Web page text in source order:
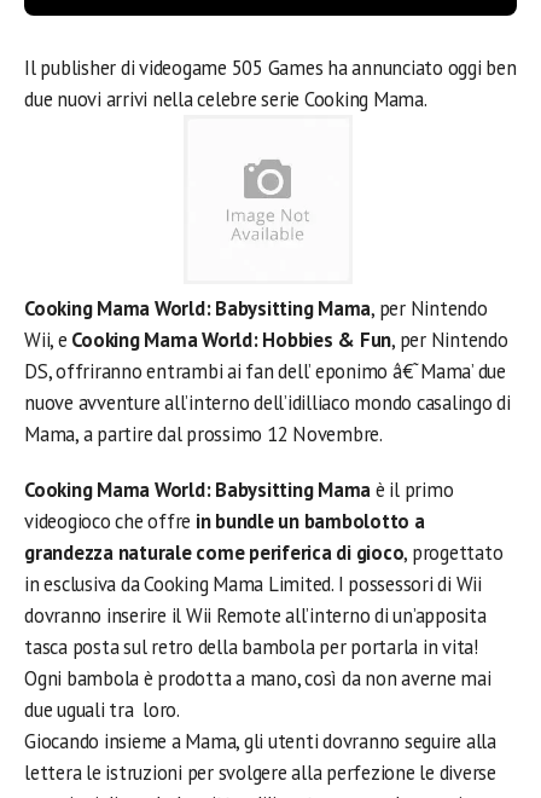
Il publisher di videogame 505 Games ha annunciato oggi ben
due nuovi arrivi nella celebre serie Cooking Mama.
Cooking Mama World: Babysitting Mama, per Nintendo
Wii, e Cooking Mama World: Hobbies & Fun, per Nintendo
DS, offriranno entrambi ai fan dell’ eponimo â€˜Mama’ due
nuove avventure all’interno dell’idilliaco mondo casalingo di
Mama, a partire dal prossimo 12 Novembre.
Cooking Mama World: Babysitting Mamaè il primo
videogioco che offre in bundle un bambolotto a
grandezza naturale come periferica di gioco, progettato
in esclusiva da Cooking Mama Limited. I possessori di Wii
dovranno inserire il Wii Remote all’interno di un’apposita
tasca posta sul retro della bambola per portarla in vita!
Ogni bambola è prodotta a mano, così da non averne mai
due uguali tra loro.
Giocando insieme a Mama, gli utenti dovranno seguire alla
lettera le istruzioni per svolgere alla perfezione le diverse